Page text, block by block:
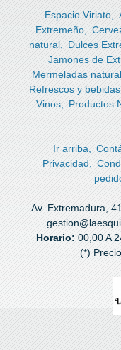
Espacio Viriato
Extremeño
natural
Dulces
Jamones de
Mermeladas
Refrescos y bebidas
Vinos
Productos
Ir arriba
Privacidad
Av. Extremadura,
Horario: 00,00 A
(*)